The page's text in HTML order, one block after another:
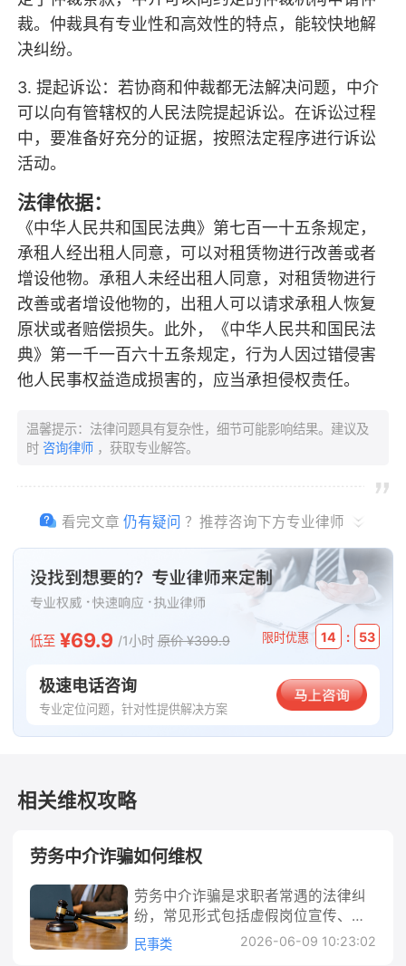
裁。仲裁具有专业性和高效性的特点，能较快地解
决纠纷。
3. 提起诉讼：若协商和仲裁都无法解决问题，中介
可以向有管辖权的人民法院提起诉讼。在诉讼过程
中，要准备好充分的证据，按照法定程序进行诉讼
活动。
法律依据：
《中华人民共和国民法典》第七百一十五条规定，
承租人经出租人同意，可以对租赁物进行改善或者
增设他物。承租人未经出租人同意，对租赁物进行
改善或者增设他物的，出租人可以请求承租人恢复
原状或者赔偿损失。此外，《中华人民共和国民法
典》第一千一百六十五条规定，行为人因过错侵害
他人民事权益造成损害的，应当承担侵权责任。
温馨提示：法律问题具有复杂性，细节可能影响结果。建议及
时 咨询律师 ，获取专业解答。
看完文章 仍有疑问 ？推荐咨询下方专业律师
低至 ¥69.9 /1小时 原价 ¥399.9 限时优惠 14 : 53
极速电话咨询
专业定位问题，针对性提供解决方案
相关维权攻略
劳务中介诈骗如何维权
劳务中介诈骗是求职者常遇的法律纠
纷，常见形式包括虚假岗位宣传、收
取高额“服务费”“押金”后不履行承诺、
伪造用工信息等。维权需分步骤进
民事类 2026-06-09 10:23:02